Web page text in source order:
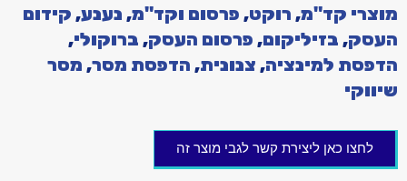
מוצרי קד"מ, רוקט, פרסום וקד"מ, נענע, קידום
העסק, בזיליקום, פרסום העסק, ברוקולי,
הדפסת למינציה, צנונית, הדפסת מסר, מסר
שיווקי
לחצו כאן ליצירת קשר לגבי מוצר זה